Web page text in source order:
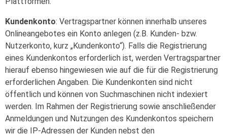
Kundenkonto: Vertragspartner können innerhalb unseres
Onlineangebotes ein Konto anlegen (z.B. Kunden- bzw.
Nutzerkonto, kurz „Kundenkonto“). Falls die Registrierung
eines Kundenkontos erforderlich ist, werden Vertragspartner
hierauf ebenso hingewiesen wie auf die für die Registrierung
erforderlichen Angaben. Die Kundenkonten sind nicht
öffentlich und können von Suchmaschinen nicht indexiert
werden. Im Rahmen der Registrierung sowie anschließender
Anmeldungen und Nutzungen des Kundenkontos speichern
wir die IP-Adressen der Kunden nebst den